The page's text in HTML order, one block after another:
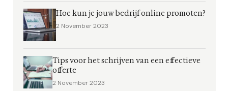
Hoe kun je jouw bedrijf online promoten?
2 November 2023
Tips voor het schrijven van een effectieve
offerte
2 November 2023